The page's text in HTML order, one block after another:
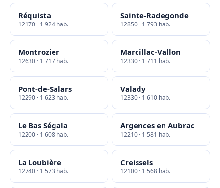
Réquista
12170 · 1 924 hab.
Sainte-Radegonde
12850 · 1 793 hab.
Montrozier
12630 · 1 717 hab.
Marcillac-Vallon
12330 · 1 711 hab.
Pont-de-Salars
12290 · 1 623 hab.
Valady
12330 · 1 610 hab.
Le Bas Ségala
12200 · 1 608 hab.
Argences en Aubrac
12210 · 1 581 hab.
La Loubière
12740 · 1 573 hab.
Creissels
12100 · 1 568 hab.